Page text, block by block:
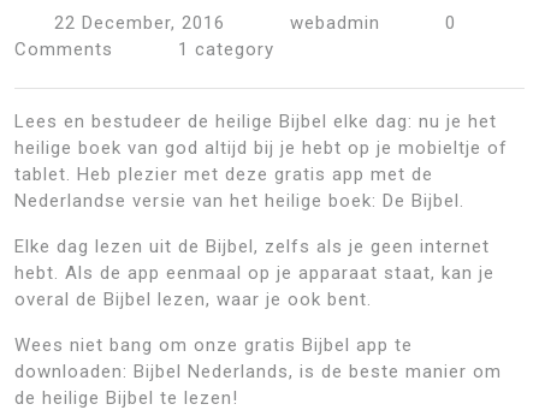
22 December, 2016 webadmin
0
Comments
1 category
Lees en bestudeer de heilige Bijbel elke dag: nu je het
heilige boek van god altijd bij je hebt op je mobieltje of
tablet. Heb plezier met deze gratis app met de
Nederlandse versie van het heilige boek: De Bijbel.
Elke dag lezen uit de Bijbel, zelfs als je geen internet
hebt. Als de app eenmaal op je apparaat staat, kan je
overal de Bijbel lezen, waar je ook bent.
Wees niet bang om onze gratis Bijbel app te
downloaden: Bijbel Nederlands, is de beste manier om
de heilige Bijbel te lezen!